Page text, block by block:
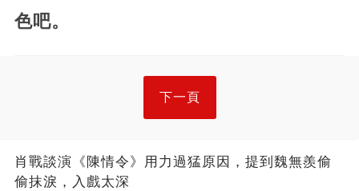
色吧。
下一頁
肖戰談演《陳情令》用力過猛原因，提到魏無羨偷
偷抹淚，入戲太深